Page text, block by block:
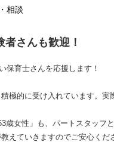
相談
さんも歓迎！
保育士さんを応援します！
極的に受け入れています。
女性」も、パートスタッフ
えていきますのでご安心くだ